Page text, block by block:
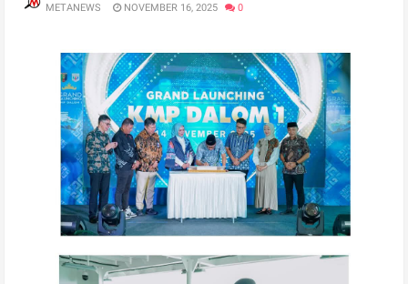
METANEWS NOVEMBER 16, 2025 0